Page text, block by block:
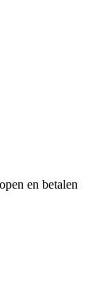
en betalen